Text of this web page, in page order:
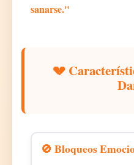
sanarse."
💔
🚫 Bloqueos